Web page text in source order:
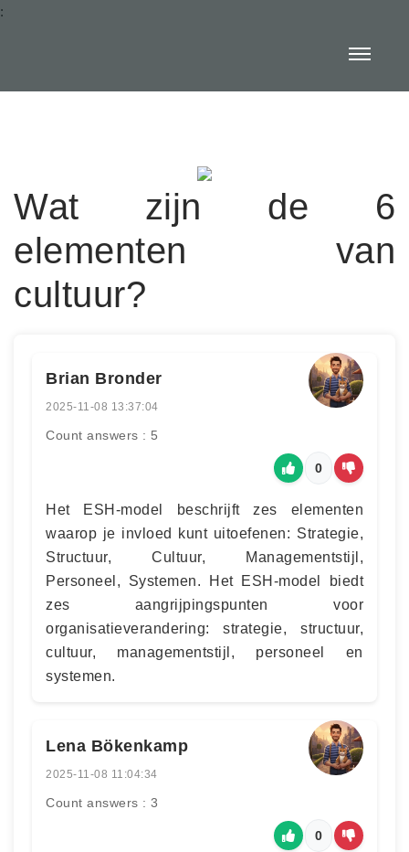
:
Wat zijn de 6
elementen van
cultuur?
Brian Bronder
2025-11-08 13:37:04
Count answers : 5
0
Het ESH-model beschrijft zes elementen
waarop je invloed kunt uitoefenen: Strategie,
Structuur, Cultuur, Managementstijl,
Personeel, Systemen. Het ESH-model biedt
zes aangrijpingspunten voor
organisatieverandering: strategie, structuur,
cultuur, managementstijl, personeel en
systemen.
Lena Bökenkamp
2025-11-08 11:04:34
Count answers : 3
0